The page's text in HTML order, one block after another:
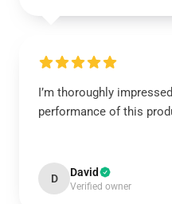
I’m thoroughly
performance of this
D David
Verified owner